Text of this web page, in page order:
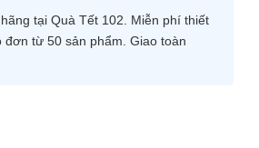
tại Quà Tết 102. Miễn phí thiết
từ 50 sản phẩm. Giao toàn